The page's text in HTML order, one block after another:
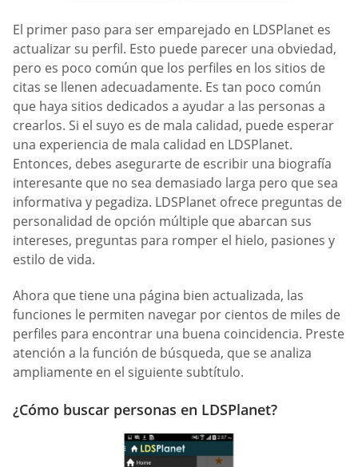
El primer paso para ser emparejado en LDSPlanet es
actualizar su perfil. Esto puede parecer una obviedad,
pero es poco común que los perfiles en los sitios de
citas se llenen adecuadamente. Es tan poco común
que haya sitios dedicados a ayudar a las personas a
crearlos. Si el suyo es de mala calidad, puede esperar
una experiencia de mala calidad en LDSPlanet.
Entonces, debes asegurarte de escribir una biografía
interesante que no sea demasiado larga pero que sea
informativa y pegadiza. LDSPlanet ofrece preguntas de
personalidad de opción múltiple que abarcan sus
intereses, preguntas para romper el hielo, pasiones y
estilo de vida.
Ahora que tiene una página bien actualizada, las
funciones le permiten navegar por cientos de miles de
perfiles para encontrar una buena coincidencia. Preste
atención a la función de búsqueda, que se analiza
ampliamente en el siguiente subtítulo.
¿Cómo buscar personas en LDSPlanet?